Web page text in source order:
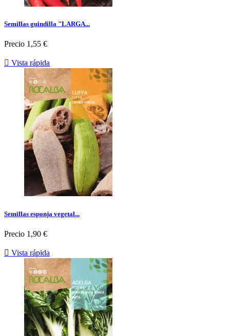
Semillas guindilla "LARGA...
Precio 1,55 €
 Vista rápida
Semillas esponja vegetal...
Precio 1,90 €
 Vista rápida